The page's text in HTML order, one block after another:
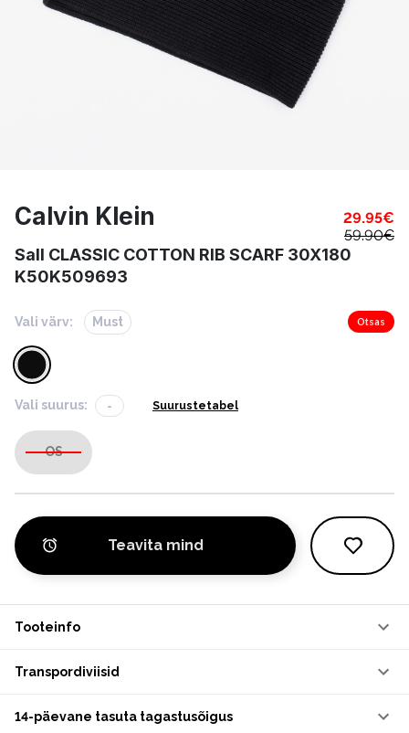
Calvin Klein 29.95€
59.90€
Sall CLASSIC COTTON RIB SCARF 30X180
K50K509693
Vali värv: Must Otsas
Vali suurus: - Suurustetabel
OS
Teavita mind
Tooteinfo
Transpordiviisid
14-päevane tasuta tagastusõigus